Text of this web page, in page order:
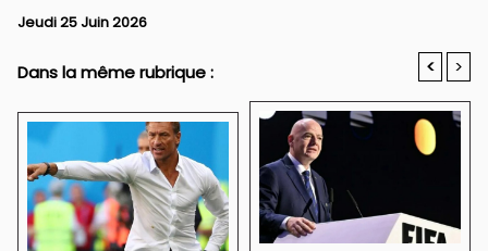
Jeudi 25 Juin 2026
Dans la même rubrique : < >